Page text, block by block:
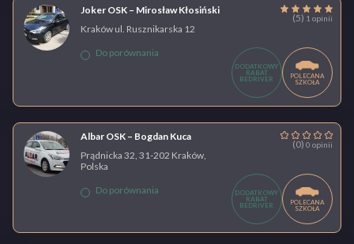
Joker OSK – Mirosław Kłosiński
(5) 1 opinii
Kraków ul. Rusznikarska 12
Do porównania
DODATKOWY
RABAT
BEDRIVER
POLECANA
SZKOŁA
Albar OSK – Bogdan Kuca
(0) 0 opinii
Prądnicka 32, 31-202 Kraków,
Polska
Do porównania
DODATKOWY
RABAT
BEDRIVER
POLECANA
SZKOŁA